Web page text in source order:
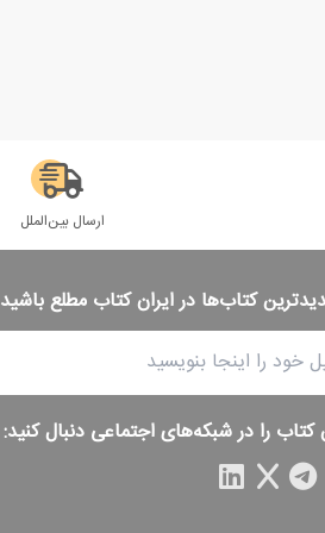
ارسال بین‌الملل
کتاب‌ها در ایران کتاب مطلع باشید
کتاب را در شبکه‌های اجتماعی دنبال کنید: